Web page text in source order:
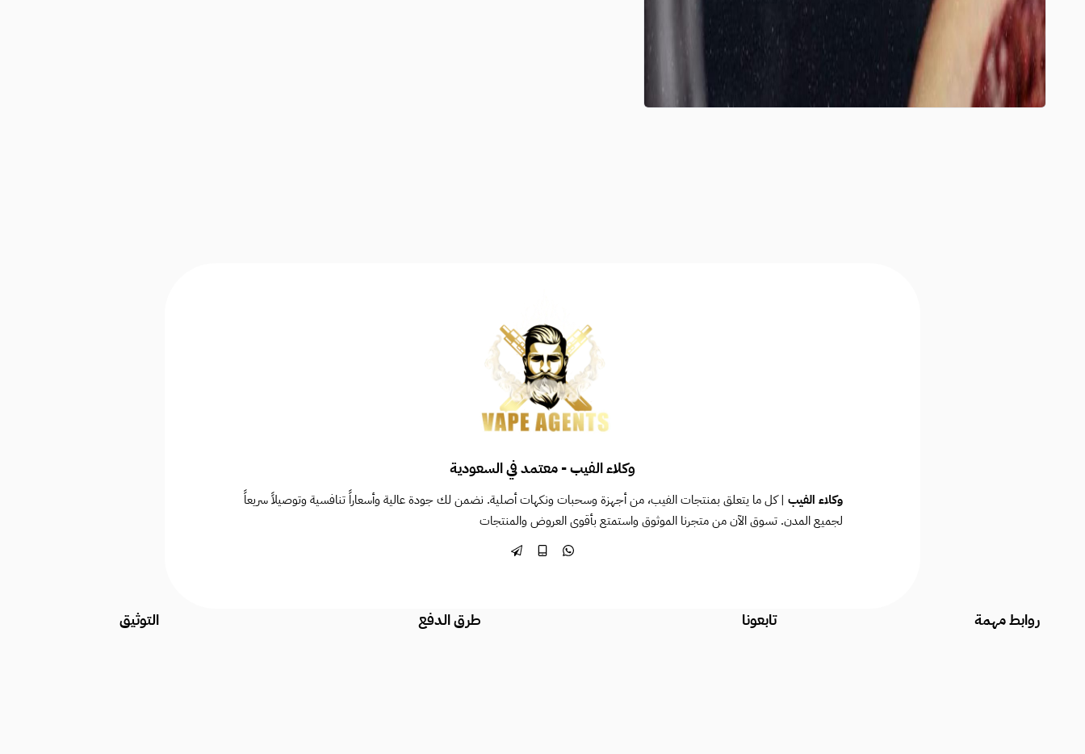
وكلاء الفيب - معتمد في السعودية
وكلاء الفيب | كل ما يتعلق بمنتجات الفيب، من أجهزة وسحبات ونكهات أصلية. نضمن لك جودة عالية وأسعاراً تنافسية وتوصيلاً سريعاً
لجميع المدن. تسوق الآن من متجرنا الموثوق واستمتع بأقوى العروض والمنتجات
روابط مهمة تابعونا طرق الدفع التوثيق